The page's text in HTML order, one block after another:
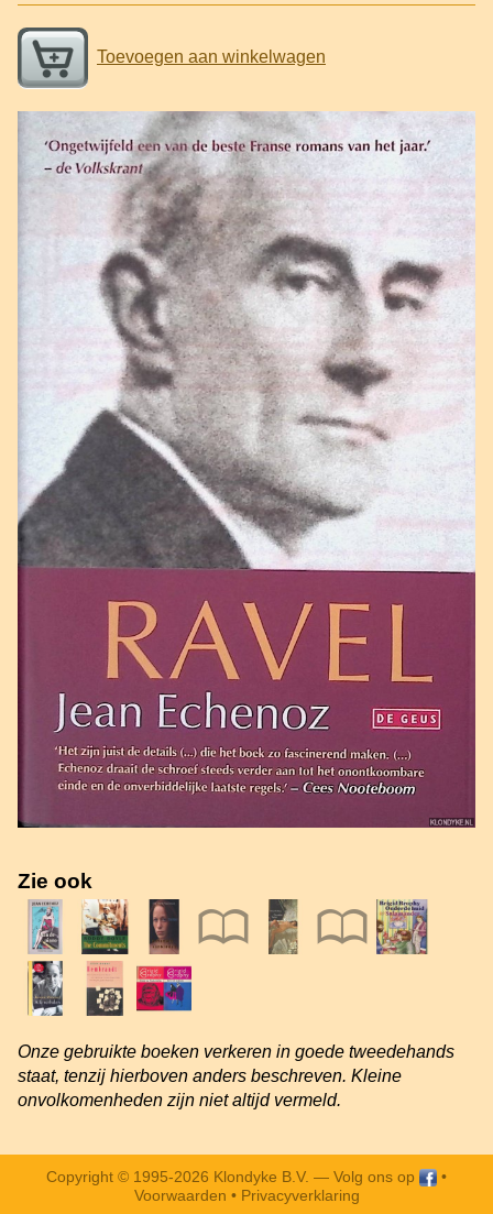
Toevoegen aan winkelwagen
Zie ook
Onze gebruikte boeken verkeren in goede tweedehands
staat, tenzij hierboven anders beschreven. Kleine
onvolkomenheden zijn niet altijd vermeld.
Copyright © 1995-2026 Klondyke B.V. — Volg ons op
•
Voorwaarden • Privacyverklaring